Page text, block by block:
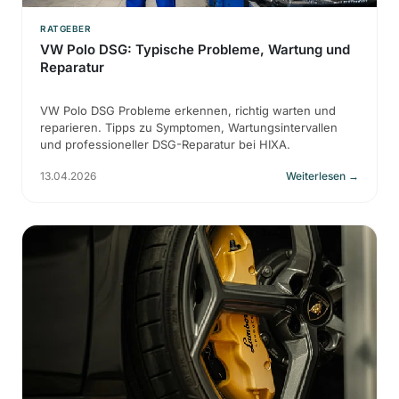
RATGEBER
VW Polo DSG: Typische Probleme, Wartung und
Reparatur
VW Polo DSG Probleme erkennen, richtig warten und
reparieren. Tipps zu Symptomen, Wartungsintervallen
und professioneller DSG-Reparatur bei HIXA.
13.04.2026 Weiterlesen →